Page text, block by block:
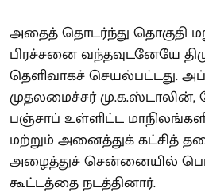
அதைத் தொடர்ந்து தொகுதி
பிரச்சனை வந்தவுடனேயே
தெளிவாகச் செயல்பட்டது.
முதலமைச்சர் மு.க.ஸ்டாலின்,
பஞ்சாப் உள்ளிட்ட
மற்றும் அனைத்துக் கட்சித்
அழைத்துச் சென்னையில்
கூட்டத்தை நடத்தினார்.